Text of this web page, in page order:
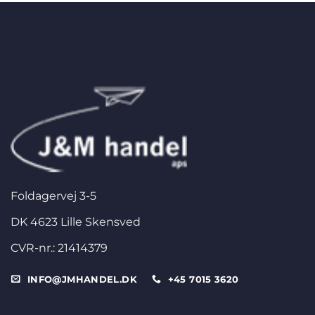
Foldagervej 3-5
DK 4623 Lille Skensved
CVR-nr.: 21414379
INFO@JMHANDEL.DK +45 7015 3620